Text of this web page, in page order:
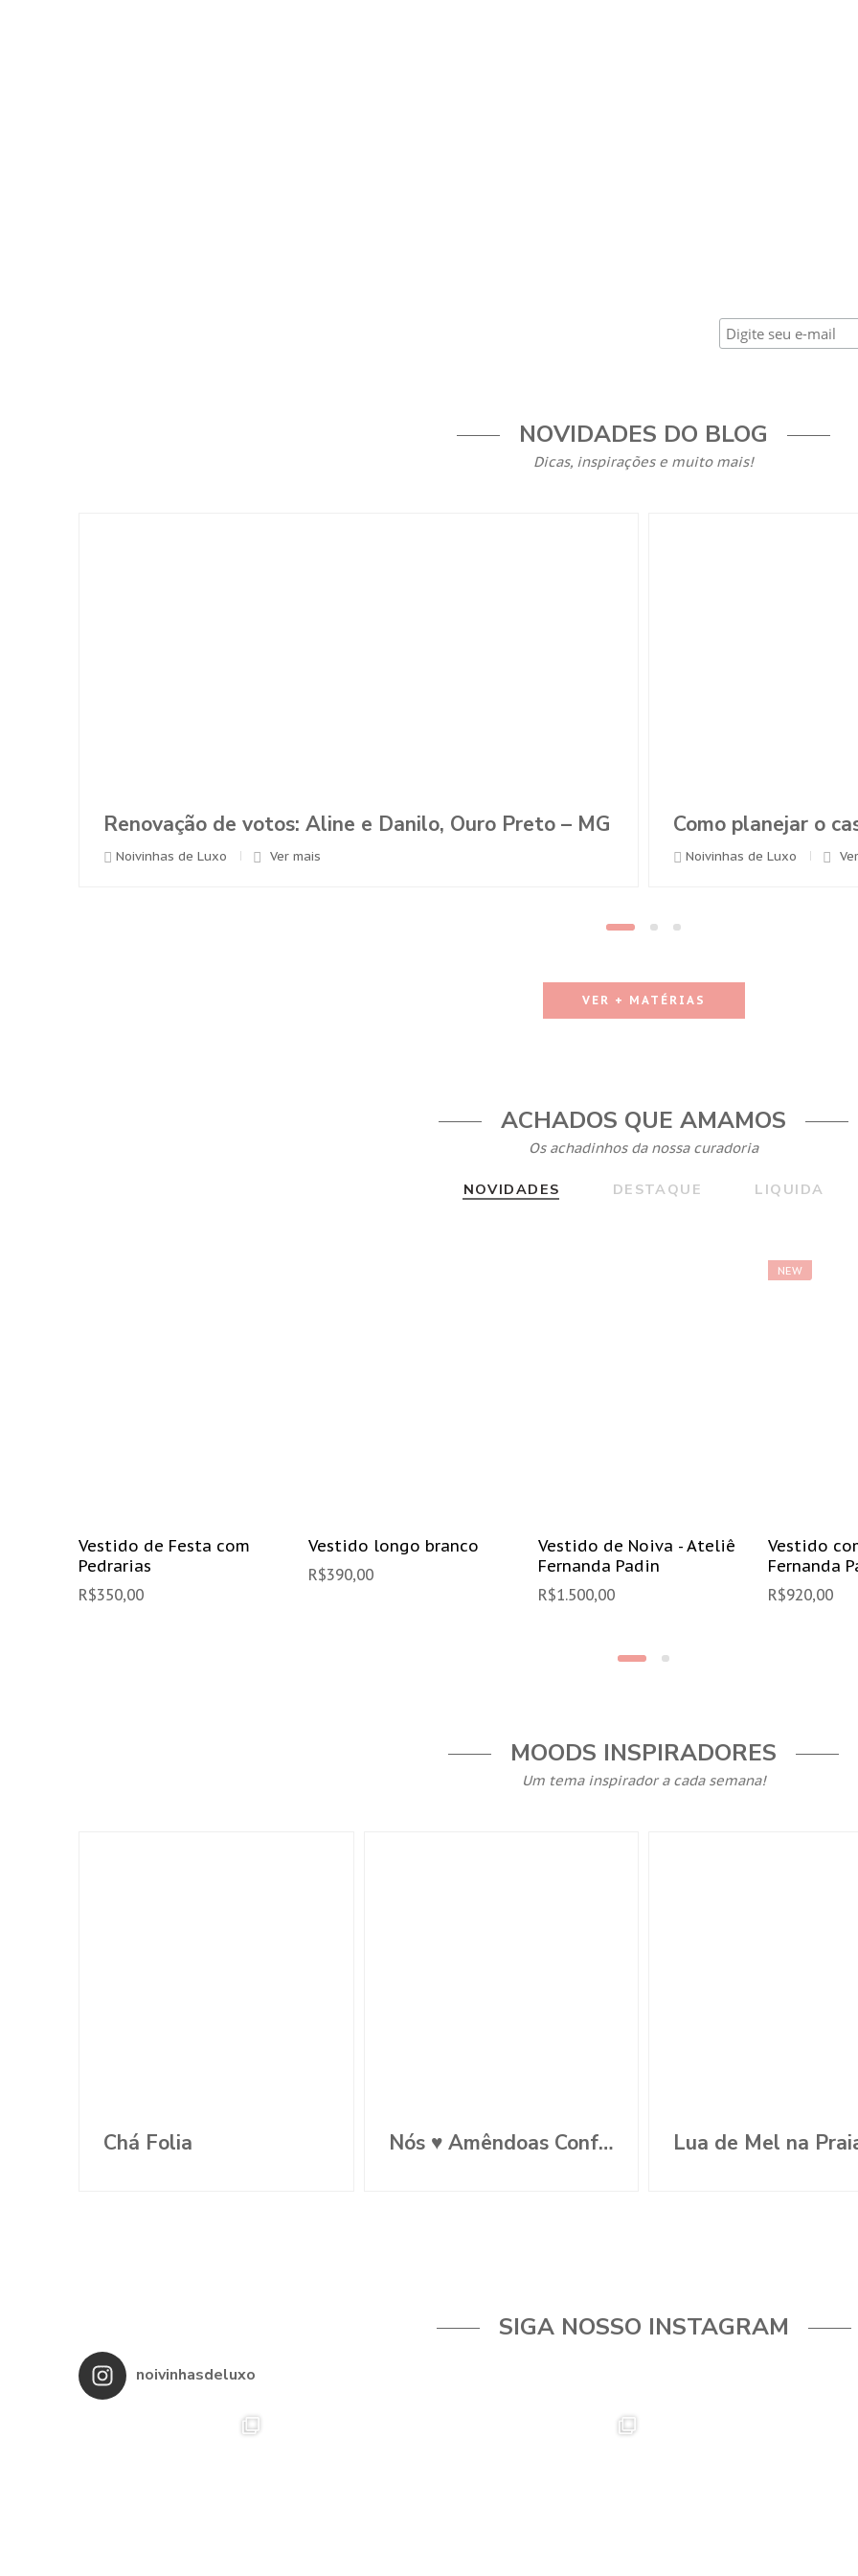
NOVIDADES DO BLOG
Dicas, inspirações e muito mais!
Renovação de votos: Aline e Danilo, Ouro Preto – MG
Noivinhas de Luxo Ver mais
Como planejar o casamento
Noivinhas de Luxo Ver mais
VER + MATÉRIAS
ACHADOS QUE AMAMOS
Os achadinhos da nossa curadoria
NOVIDADES DESTAQUE LIQUIDA
Vestido de Festa com
Pedrarias
R$350,00
Vestido longo branco
R$390,00
Vestido de Noiva - Ateliê
Fernanda Padin
R$1.500,00
NEW
Vestido
Fernanda
R$920,00
MOODS INSPIRADORES
Um tema inspirador a cada semana!
Chá Folia Nós ♥ Amêndoas Confeitadas Lua de Mel na
SIGA NOSSO INSTAGRAM
noivinhasdeluxo